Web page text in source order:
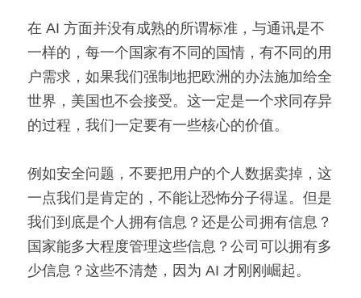
在 AI 方面并没有成熟的所谓标准，与通讯是不
一样的，每一个国家有不同的国情，有不同的用
户需求，如果我们强制地把欧洲的办法施加给全
世界，美国也不会接受。这一定是一个求同存异
的过程，我们一定要有一些核心的价值。
例如安全问题，不要把用户的个人数据卖掉，这
一点我们是肯定的，不能让恐怖分子得逞。但是
我们到底是个人拥有信息？还是公司拥有信息？
国家能多大程度管理这些信息？公司可以拥有多
少信息？这些不清楚，因为 AI 才刚刚崛起。